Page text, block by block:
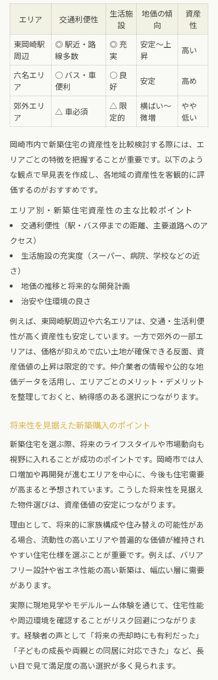
エリア 交通利便性
生活施
設
地価の傾
向
資産
性
東岡崎駅
周辺
◎ 駅近・路
線多数
◎ 充
実
安定〜上
昇
高い
六名エリ
ア
○ バス・車
便利
○ 良
好
安定 高め
郊外エリ
ア
△ 車必須
△ 限
定的
横ばい〜
微増
やや
低い
岡崎市内で新築住宅の資産性を比較検討する際には、エ
リアごとの特徴を把握することが重要です。以下のよう
な観点で早見表を作成し、各地域の資産性を客観的に評
価するのがおすすめです。
エリア別・新築住宅資産性の主な比較ポイント
交通利便性（駅・バス停までの距離、主要道路へのア
クセス）
生活施設の充実度（スーパー、病院、学校などの近
さ）
地価の推移と将来的な開発計画
治安や住環境の良さ
例えば、東岡崎駅周辺や六名エリアは、交通・生活利便
性が高く資産性も安定しています。一方で郊外の一部エ
リアは、価格が抑えめで広い土地が確保できる反面、資
産価値の上昇は限定的です。仲介業者の情報や公的な地
価データを活用し、エリアごとのメリット・デメリット
を整理しておくと、納得感のある選択につながります。
将来性を見据えた新築購入のポイント
新築住宅を選ぶ際、将来のライフスタイルや市場動向も
視野に入れることが成功のポイントです。岡崎市では人
口増加や再開発が進むエリアを中心に、今後も住宅需要
が高まると予想されています。こうした将来性を見据え
た物件選びは、資産価値の安定につながります。
理由として、将来的に家族構成や住み替えの可能性があ
る場合、流動性の高いエリアや普遍的な価値が維持され
やすい住宅仕様を選ぶことが重要です。例えば、バリア
フリー設計や省エネ性能の高い新築は、幅広い層に需要
があります。
実際に現地見学やモデルルーム体験を通じて、住宅性能
や周辺環境を確認することがリスク回避につながりま
す。経験者の声として「将来の売却時にも有利だった」
「子どもの成長や両親との同居に対応できた」など、長
い目で見て満足度の高い選択が多く見られます。